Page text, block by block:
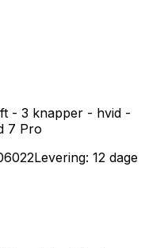
- 3 knapper - hvid -
7 Pro
Levering: 12 dage